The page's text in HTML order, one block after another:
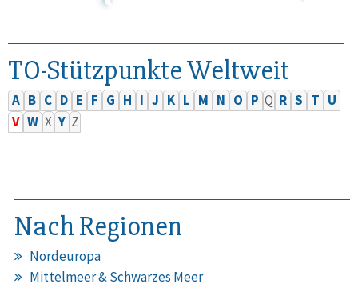
TO-Stützpunkte Weltweit
A B C D E F G H I J K L M N O P Q R S T U
V W X Y Z
Nach Regionen
Nordeuropa
Mittelmeer & Schwarzes Meer